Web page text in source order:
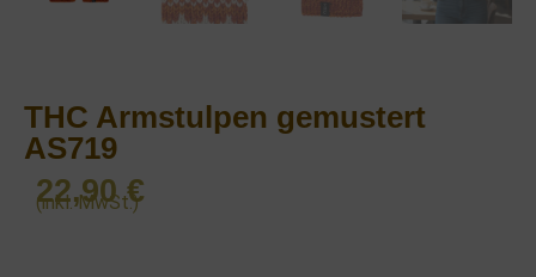
THC Armstulpen gemustert
AS719
22,90€
(inkl. MwSt.)